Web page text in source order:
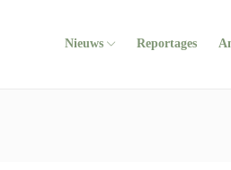
Nieuws Reportages